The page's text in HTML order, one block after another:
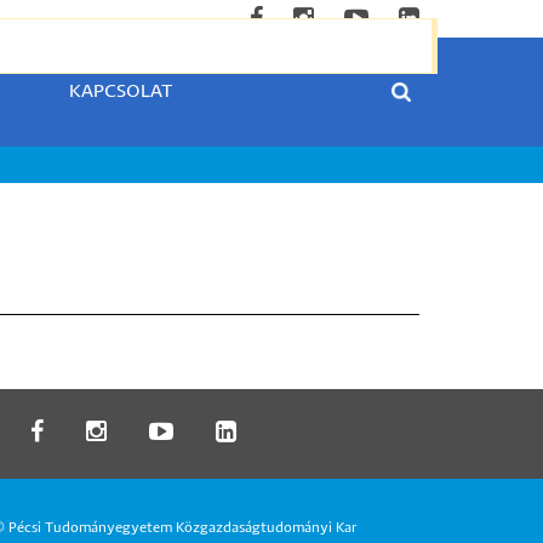
KAPCSOLAT
Pécsi Tudományegyetem Közgazdaságtudományi Kar